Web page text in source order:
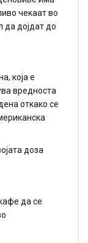
чекаат во
да дојдат до
која е
вредноста
откако се
доза
да се